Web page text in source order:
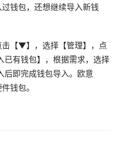
钱包，还想继续导入新钱
【▼】，选择【管理】，点
已有钱包】，根据需求，选择
后即完成钱包导入。欧意
钱包。